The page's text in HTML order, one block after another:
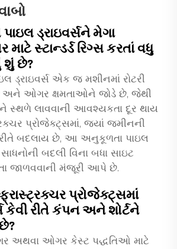
ડ્રાઇવર્સને મેગા
સ્ટાન્ડર્ડ રિગ્સ કરતાં વધુ
શું છે?
ડ્રાઇવર્સ એક જ મશીનમાં રોટરી
અને ઓગર ક્ષમતાઓને જોડે છે, જેથી
સ્થળે લાવવાની આવશ્યકતા દૂર થાય
પ્રોજેક્ટ્સમાં, જ્યાં જમીનની
બદલાય છે, આ અનુકૂળતા પાઇલ
બદલી વિના બધા સાઇટ
જાળવવાની મંજૂરી આપે છે.
પ્રોજેક્ટ્સમાં
કેવી રીતે કંપન અને શોર્ટને
અથવા ઓગર કેસ્ટ પદ્ધતિઓ માટે